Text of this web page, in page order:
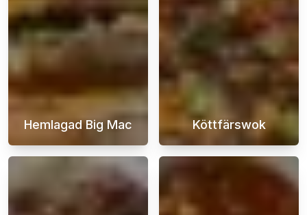
Hemlagad Big Mac
En hemmagjord Big Mac-hamburgare är
Köttfärswok
En